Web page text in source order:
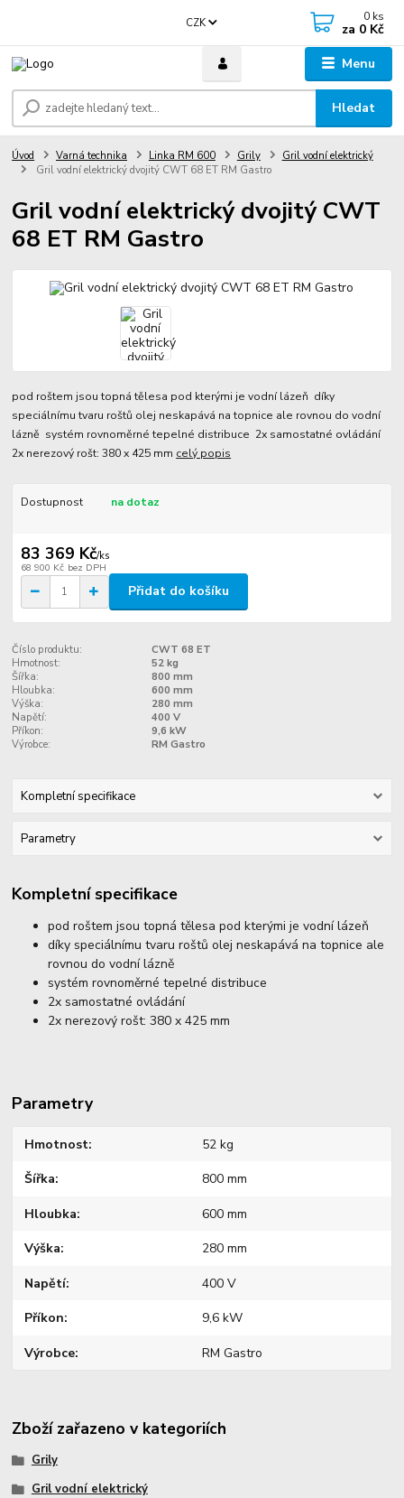
Menu
CZK
Hledat
0 ks
za 0 Kč
Úvod Varná technika Linka RM 600 Grily
Gril vodní elektrický
Gril vodní elektrický dvojitý CWT 68 ET RM Gastro
Gril vodní elektrický dvojitý CWT
68 ET RM Gastro
pod roštem jsou topná tělesa pod kterými je vodní lázeň díky
speciálnímu tvaru roštů olej neskapává na topnice ale rovnou do vodní
lázně systém rovnoměrné tepelné distribuce 2x samostatné ovládání
2x nerezový rošt: 380 x 425 mm celý popis
Dostupnost na dotaz
83 369 Kč/ks
68 900 Kč bez DPH
Přidat do košíku
Číslo produktu:
CWT 68 ET
Hmotnost:
52 kg
Šířka:
800 mm
Hloubka:
600 mm
Výška:
280 mm
Napětí:
400 V
Příkon:
9,6 kW
Výrobce:
RM Gastro
Kompletní specifikace
Parametry
Kompletní specifikace
pod roštem jsou topná tělesa pod kterými je vodní lázeň
díky speciálnímu tvaru roštů olej neskapává na topnice ale
rovnou do vodní lázně
systém rovnoměrné tepelné distribuce
2x samostatné ovládání
2x nerezový rošt: 380 x 425 mm
Parametry
Hmotnost 52 kg
Šířka 800 mm
Hloubka 600 mm
Výška 280 mm
Napětí 400 V
Příkon 9,6 kW
Výrobce RM Gastro
Zboží zařazeno v kategoriích
Grily
Gril vodní elektrický